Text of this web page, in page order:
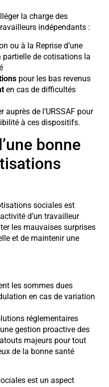
la charge des
indépendants :
ou à la Reprise d’une
partielle de cotisations la
pour les bas revenus
en cas de difficultés
auprès de l’URSSAF pour
à ces dispositifs.
bonne
sociales est
d’un travailleur
les mauvaises surprises
et de maintenir une
les sommes dues
en cas de variation
réglementaires
gestion proactive des
majeurs pour tout
de la bonne santé
est un aspect